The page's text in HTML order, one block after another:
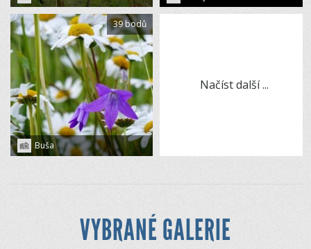
Buša
39 bodů
Načíst další ...
VYBRANÉ GALERIE